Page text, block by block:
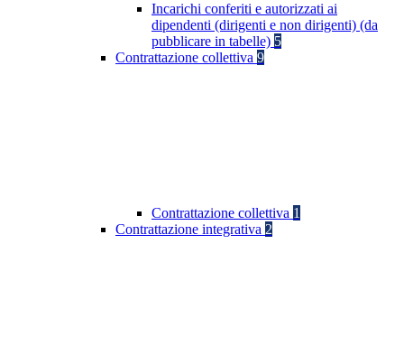
Incarichi conferiti e autorizzati ai
dipendenti (dirigenti e non dirigenti) (da
pubblicare in tabelle) 5
Contrattazione collettiva 9
Contrattazione collettiva 1
Contrattazione integrativa 2